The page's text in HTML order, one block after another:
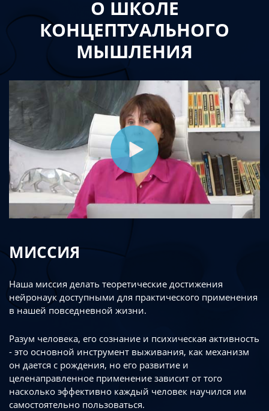
О ШКОЛЕ
КОНЦЕПТУАЛЬНОГО
МЫШЛЕНИЯ
МИССИЯ
Наша миссия делать теоретические достижения
нейронаук доступными для практического применения
в нашей повседневной жизни.
Разум человека, его сознание и психическая активность
- это основной инструмент выживания, как механизм
он дается с рождения, но его развитие и
целенаправленное применение зависит от того
насколько эффективно каждый человек научился им
самостоятельно пользоваться.